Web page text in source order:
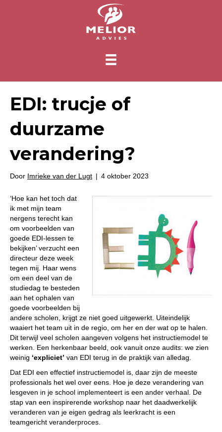
EDI: trucje of
duurzame
verandering?
Door Imrieke van der Lugt | 4 oktober 2023
‘Hoe kan het toch dat
ik met mijn team
nergens terecht kan
om voorbeelden van
goede EDI-lessen te
bekijken’ verzucht een
directeur deze week
tegen mij. Haar wens
om een deel van de
studiedag te besteden
aan het ophalen van
goede voorbeelden bij
andere scholen, krijgt ze niet goed uitgewerkt. Uiteindelijk
waaiert het team uit in de regio, om her en der wat op te halen.
Dit terwijl veel scholen aangeven volgens het instructiemodel te
werken. Een herkenbaar beeld, ook vanuit onze audits: we zien
weinig ‘expliciet’ van EDI terug in de praktijk van alledag.
Dat EDI een effectief instructiemodel is, daar zijn de meeste
professionals het wel over eens. Hoe je deze verandering van
lesgeven in je school implementeert is een ander verhaal. De
stap van een inspirerende workshop naar het daadwerkelijk
veranderen van je eigen gedrag als leerkracht is een
teamgericht veranderproces.